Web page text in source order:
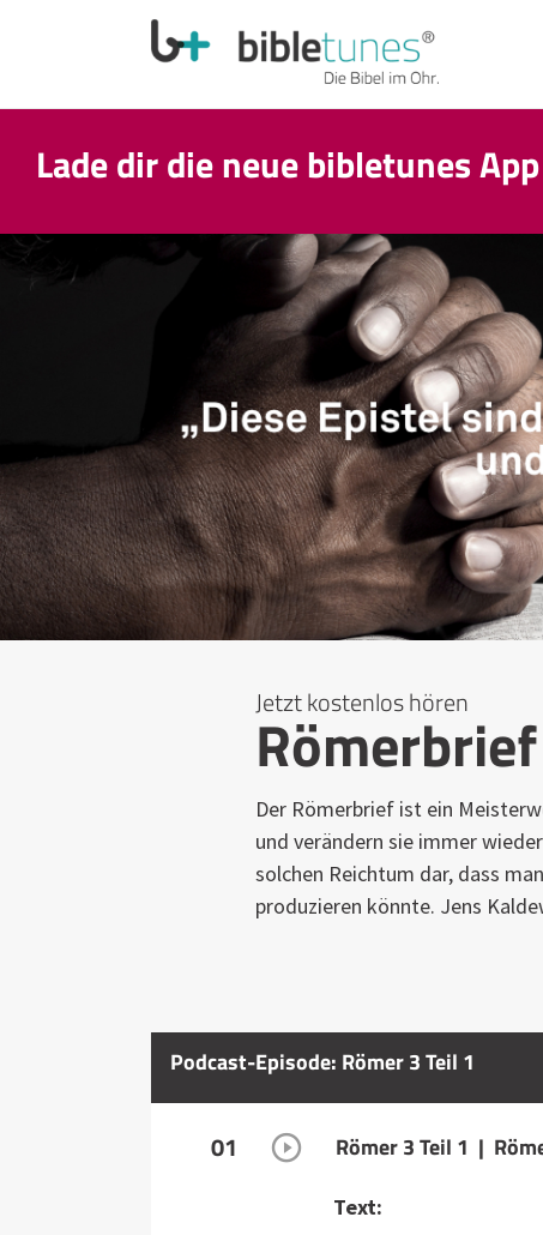
Lade dir die neue bibletunes
Jetzt kostenlos hören
Römerbrief
Der Römerbrief ist ein
und verändern sie immer
solchen Reichtum dar, dass
produzieren könnte. Jens
Podcast-Episode: Römer 3 Teil 1
01 Römer 3 Teil 1 |
Text: